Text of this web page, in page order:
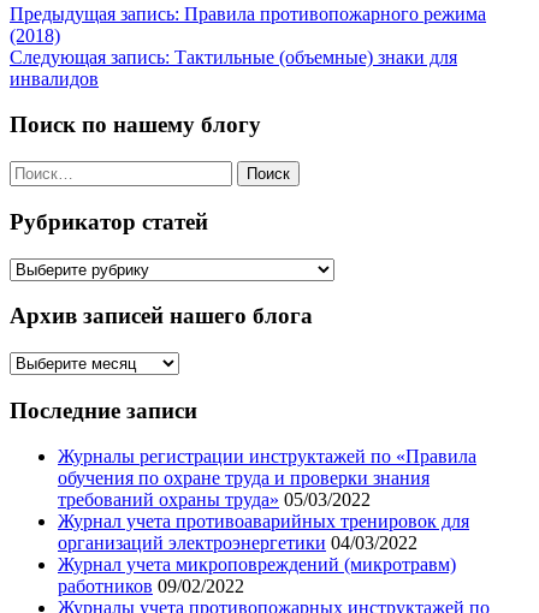
Навигация
по
записям
Предыдущая запись: Правила противопожарного режима
(2018)
Следующая запись: Тактильные (объемные) знаки для
инвалидов
Поиск по нашему блогу
Найти:
Рубрикатор статей
Рубрикатор
Архив записей нашего блога
Архив
нашего
Последние записи
Журналы регистрации инструктажей по «Правила
обучения по охране труда и проверки знания
требований охраны труда» 05/03/2022
Журнал учета противоаварийных тренировок для
организаций электроэнергетики 04/03/2022
Журнал учета микроповреждений (микротравм)
работников 09/02/2022
Журналы учета противопожарных инструктажей по